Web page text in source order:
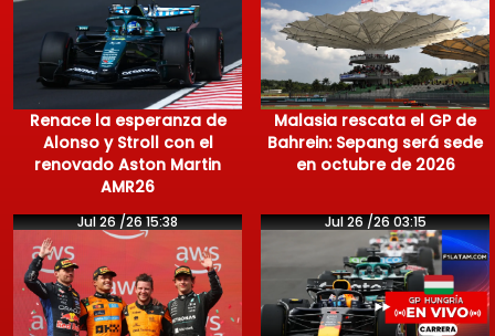
Renace la esperanza de
Alonso y Stroll con el
renovado Aston Martin
AMR26
Malasia rescata el GP de
Bahrein: Sepang será sede
en octubre de 2026
Jul 26 /26 15:38 Jul 26 /26 03:15